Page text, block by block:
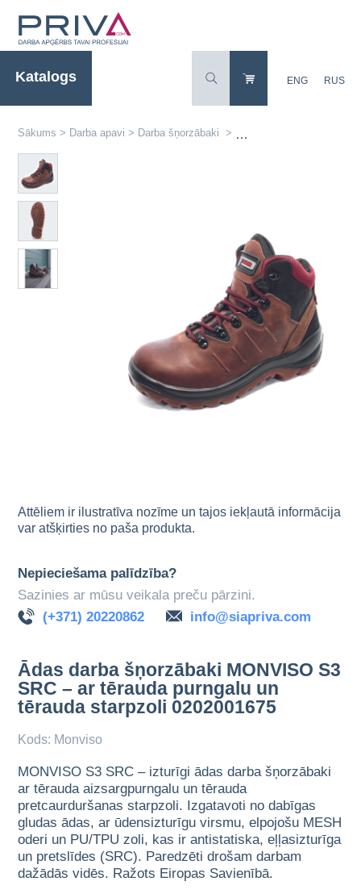
Katalogs ENG RUS
Sākums > Darba apavi > Darba šņorzābaki >
Attēliem ir ilustratīva nozīme un tajos iekļautā informācija
var atšķirties no paša produkta.
Nepieciešama palīdzība?
Sazinies ar mūsu veikala preču pārzini.
(+371) 20220862
info@siapriva.com
Ādas darba šņorzābaki MONVISO S3
SRC – ar tērauda purngalu un
tērauda starpzoli 0202001675
Kods: Monviso
MONVISO S3 SRC – izturīgi ādas darba šņorzābaki
ar tērauda aizsargpurngalu un tērauda
pretcaurduršanas starpzoli. Izgatavoti no dabīgas
gludas ādas, ar ūdensizturīgu virsmu, elpojošu MESH
oderi un PU/TPU zoli, kas ir antistatiska, eļļasizturīga
un pretslīdes (SRC). Paredzēti drošam darbam
dažādās vidēs. Ražots Eiropas Savienībā.